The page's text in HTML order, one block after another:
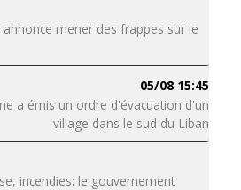
mener des frappes sur le
05/08 15:45
a émis un ordre d'évacuation d'un
village dans le sud du Liban
incendies: le gouvernement